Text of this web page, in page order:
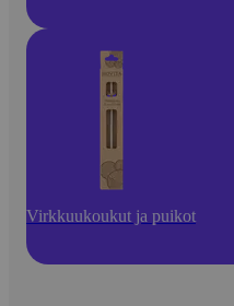
Virkkuukoukut ja puikot